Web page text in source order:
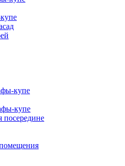
купе
купе
посередине